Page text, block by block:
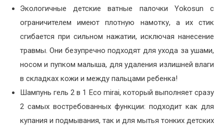
Экологичные детские ватные палочки Yokosun с
ограничителем имеют плотную намотку, а их стик
сгибается при сильном нажатии, исключая нанесение
травмы. Они безупречно подходят для ухода за ушами,
носом и пупком малыша, для удаления излишней влаги
в складках кожи и между пальцами ребенка!
Шампунь гель 2 в 1 Eco mirai, который выполняет сразу
2 самых востребованных функции: подходит как для
купания и подмывания, так и для мытья тонких детских